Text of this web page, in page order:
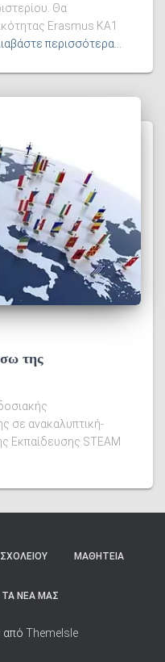
Θα
Erasmus KA1
περισσότερα…
της
σε ανακαλυπτική-
Εκπαίδευσης STEAM
ΜΑΘΗΤΕΊΑ
ΤΑ ΝΈΑ ΜΑΣ
από ThemeIsle